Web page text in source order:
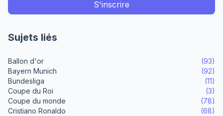
Sujets liés
Ballon d'or
(93)
Bayern Munich
(92)
Bundesliga
(11)
Coupe du Roi
(3)
Coupe du monde
(78)
Cristiano Ronaldo
(68)